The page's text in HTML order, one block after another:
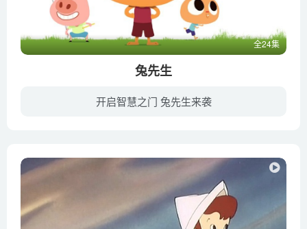
全24集
兔先生
开启智慧之门 兔先生来袭